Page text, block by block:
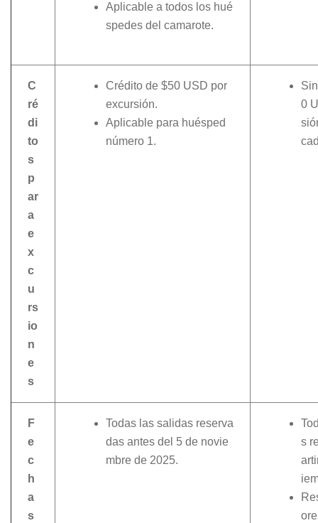
Aplicable a todos los hué
spedes del camarote.
C
ré
di
to
s
p
ar
a
e
x
c
u
rs
io
n
e
s
Crédito de $50 USD por
excursión.
Aplicable para huésped
número 1.
0
F
e
c
h
a
s
Todas las salidas reserva
das antes del 5 de novie
mbre de 2025.
s